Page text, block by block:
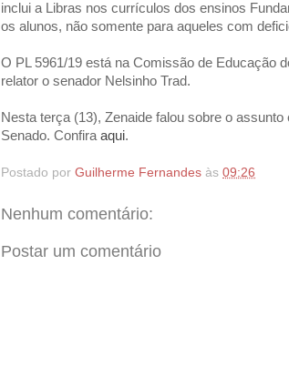
inclui a Libras nos currículos dos ensinos
os alunos, não somente para aqueles com
O PL 5961/19 está na Comissão de Educação
relator o senador Nelsinho Trad.
Nesta terça (13), Zenaide falou sobre o
Senado. Confira aqui.
Postado por Guilherme Fernandes às 09:26
Nenhum comentário:
Postar um comentário